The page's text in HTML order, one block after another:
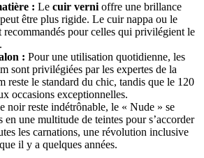
: Le cuir verni offre une brillance
être plus rigide. Le cuir nappa ou le
recommandés pour celles qui privilégient le
: Pour une utilisation quotidienne, les
sont privilégiées par les expertes de la
reste le standard du chic, tandis que le 120
occasions exceptionnelles.
noir reste indétrônable, le « Nude » se
en une multitude de teintes pour s’accorder
les carnations, une révolution inclusive
il y a quelques années.